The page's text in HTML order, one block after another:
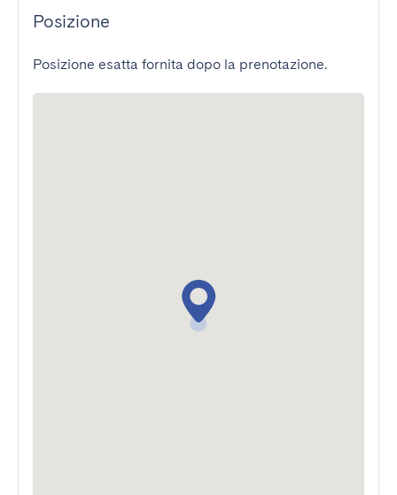
Posizione
Posizione esatta fornita dopo la prenotazione.